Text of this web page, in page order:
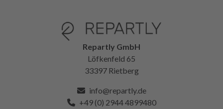
Repartly GmbH
Löfkenfeld 65
33397 Rietberg
info@repartly.de
+49 (0) 2944 4899480